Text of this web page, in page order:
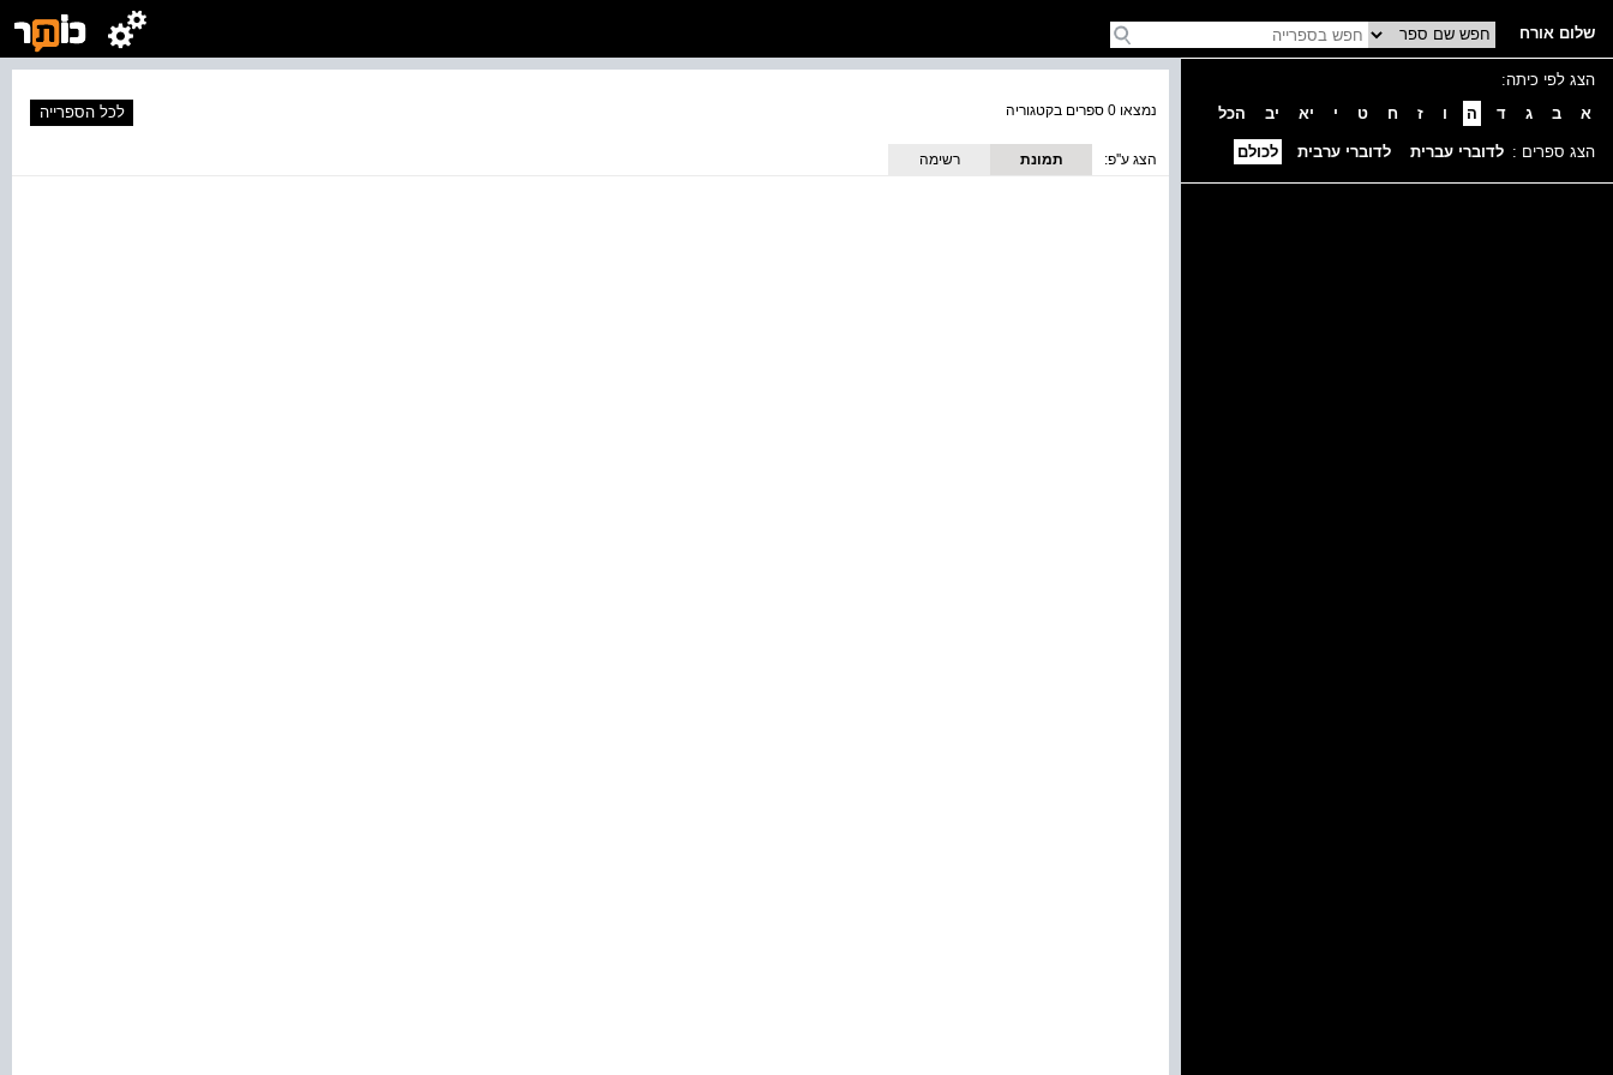
שלום אורח
הצג לפי כיתה:
א
ב ג ד ה ו ז ח ט י יא יב הכל
הצג ספרים : לדוברי עברית לדוברי ערבית לכולם
נמצאו 0 ספרים בקטגוריה לכל הספרייה
הצג ע''פ:
תמונת
רשימה